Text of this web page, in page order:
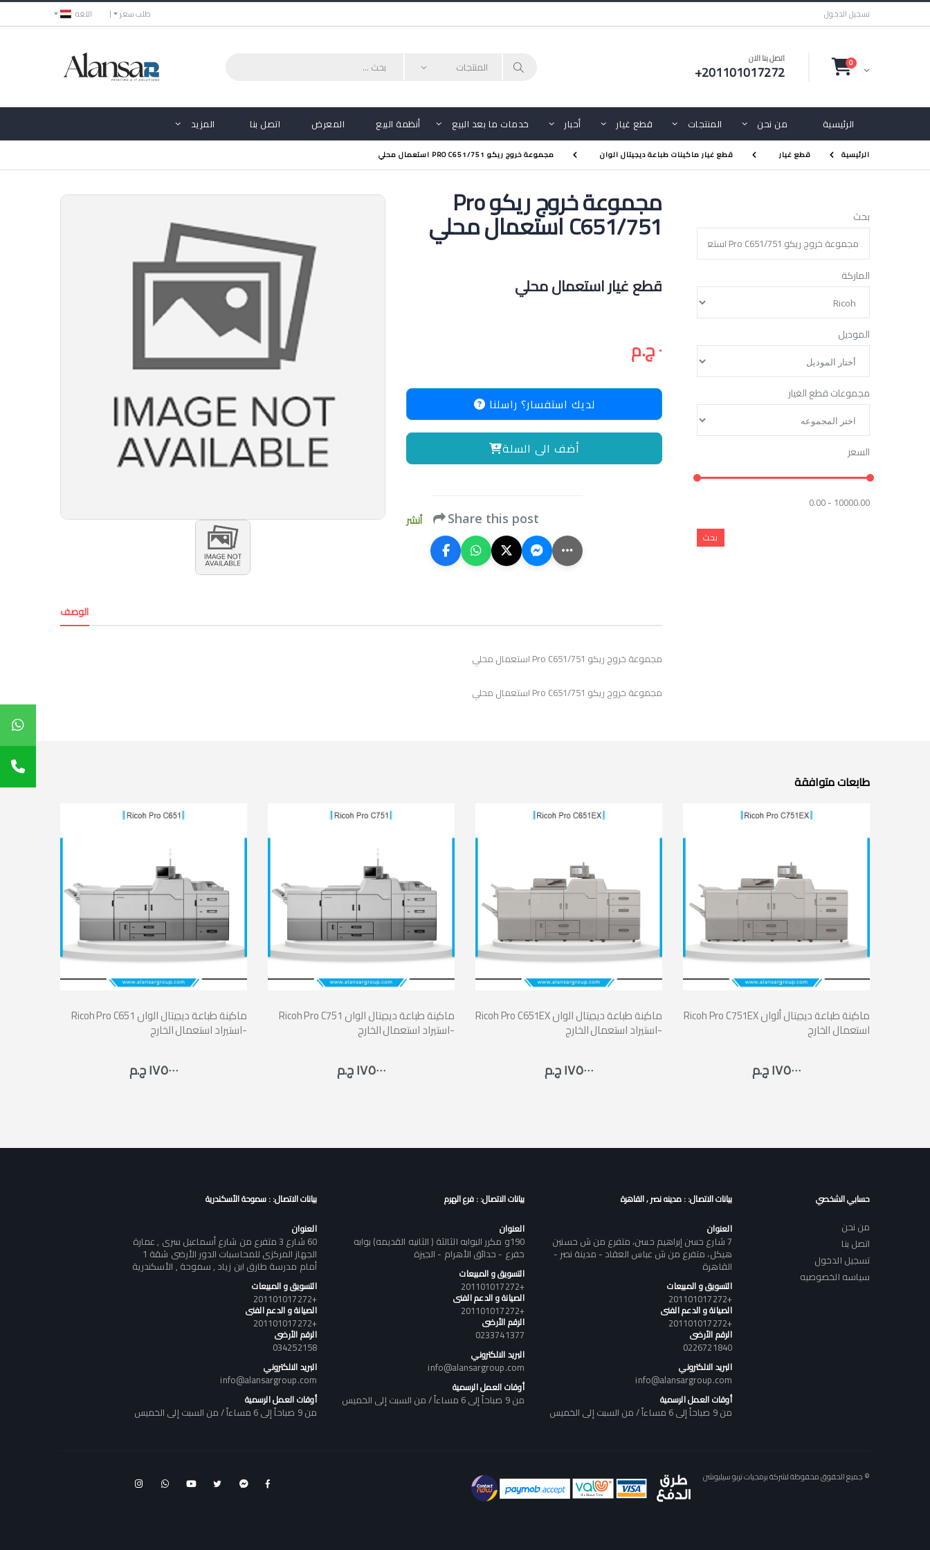
اللغه طلب سعر تسجيل الدخول
اتصل بنا الان
+201101017272 0
الرئيسية من نحن المنتجات قطع غيار أحبار خدمات ما بعد البيع أنظمة البيع المعرض اتصل بنا المزيد
الرئيسية قطع غيار قطع غيار ماكينات طباعة ديجيتال الوان مجموعة خروج ريكو PRO C651/751 استعمال محلي
مجموعة خروج ريكو Pro
C651/751 استعمال محلي
قطع غيار استعمال محلي
٠ ج.م
لديك استفسار؟ راسلنا
أضف الى السلة
أنشر Share this post
الوصف
مجموعة خروج ريكو Pro C651/751 استعمال محلي
مجموعة خروج ريكو Pro C651/751 استعمال محلي
بحث
الماركة
الموديل
مجموعات قطع الغيار
السعر
0.00 - 10000.00
طابعات متوافقة
Ricoh Pro C651 ماكينة طباعة ديجيتال الوان
-استيراد استعمال الخارج
١٧٥٠٠٠ ج.م
Ricoh Pro C751 ماكينة طباعة ديجيتال الوان
-استيراد استعمال الخارج
١٧٥٠٠٠ ج.م
Ricoh Pro C651EX ماكينة طباعة ديجيتال الوان
-استيراد استعمال الخارج
١٧٥٠٠٠ ج.م
Ricoh Pro C751EX ماكينة طباعة ديجيتال ألوان
استعمال الخارج
١٧٥٠٠٠ ج.م
حسابي الشخصي
من نحن
اتصل بنا
تسجيل الدخول
سياسه الخصوصيه
بيانات الاتصال: : مدينه نصر , القاهرة
العنوان
7 شارع حسن إبراهيم حسن، متفرع من ش حسنين
هيكل، متفرع من ش عباس العقاد - مدينة نصر -
القاهرة
التسويق و المبيعات
+201101017272
الصيانة و الدعم الفنى
+201101017272
الرقم الأرضى
0226721840
البريد الالكتروني
info@alansargroup.com
أوقات العمل الرسمية
من 9 صباحاً إلى 6 مساءاً / من السبت إلى الخميس
بيانات الاتصال: : فرع الهرم
العنوان
190و مكرر البوابه الثالثة ( الثانيه القديمه) بوابه
خفرع - حدائق الأهرام - الجيزة
التسويق و المبيعات
+201101017272
الصيانة و الدعم الفنى
+201101017272
الرقم الأرضى
0233741377
البريد الالكتروني
info@alansargroup.com
أوقات العمل الرسمية
من 9 صباحاً إلى 6 مساءاً / من السبت إلى الخميس
بيانات الاتصال: : سموحة الأسكندرية
العنوان
60 شارع 3 متفرع من شارع أسماعيل سرى , عمارة
الجهاز المركزى للمحاسبات الدور الأرضى شقة 1
أمام مدرسة طارق ابن زياد , سموحة , الأسكندرية
التسويق و المبيعات
+201101017272
الصيانة و الدعم الفنى
+201101017272
الرقم الأرضى
034252158
البريد الالكتروني
info@alansargroup.com
أوقات العمل الرسمية
من 9 صباحاً إلى 6 مساءاً / من السبت إلى الخميس
© جميع الحقوق محفوظة لشركة برمجيات تربو سيليوشن